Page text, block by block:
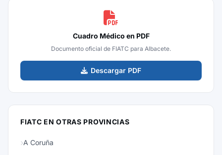
Cuadro Médico en PDF
Documento oficial de FIATC para Albacete.
Descargar PDF
FIATC EN OTRAS PROVINCIAS
A Coruña